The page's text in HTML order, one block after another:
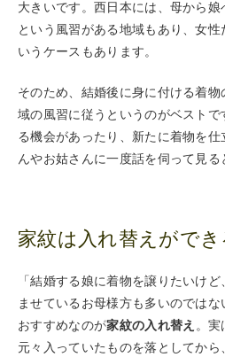
大きいです。西日本には、母から娘
という風習がある地域もあり、女
いうケースもあります。
そのため、結婚後に身に付ける着
域の風習に従うというのがベスト
る機会があったり、新たに着物を
んやお姑さんに一度話を伺って見る
家紋は入れ替えがで
「結婚する娘に着物を譲りたいけ
ませているお母様方も多いのでは
おすすめなのが家紋の入れ替え 。実
元々入っていたものを落としてか